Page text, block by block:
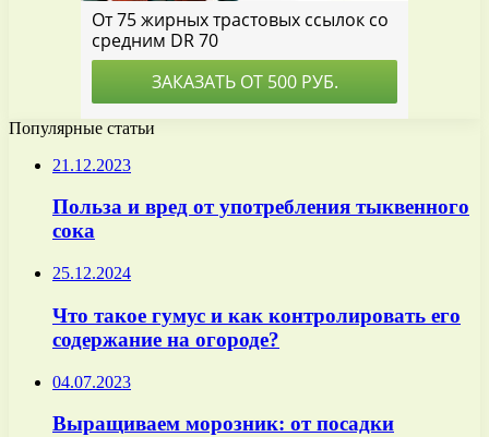
Популярные статьи
21.12.2023
Польза и вред от употребления тыквенного
сока
25.12.2024
Что такое гумус и как контролировать его
содержание на огороде?
04.07.2023
Выращиваем морозник: от посадки